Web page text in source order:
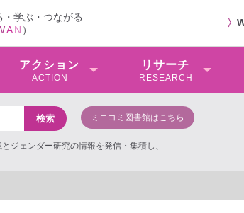
学ぶ・つながる
AN ）
〉
アクション
ACTION
リサーチ
RESEARCH
ミニコミ図書館はこちら
ジェンダー研究の情報を発信・集積し、